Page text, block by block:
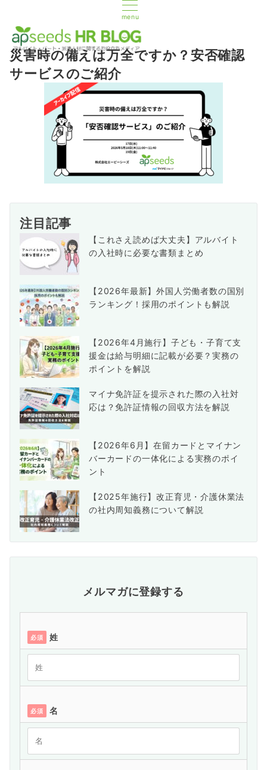
menu
災害時の備えは万全ですか？安否確認
サービスのご紹介
注目記事
【これさえ読めば大丈夫】アルバイト
の入社時に必要な書類まとめ
【2026年最新】外国人労働者数の国別
ランキング！採用のポイントも解説
【2026年4月施行】子ども・子育て支
援金は給与明細に記載が必要？実務の
ポイントを解説
マイナ免許証を提示された際の入社対
応は？免許証情報の回収方法を解説
【2026年6月】在留カードとマイナン
バーカードの一体化による実務のポイ
ント
【2025年施行】改正育児・介護休業法
の社内周知義務について解説
メルマガに登録する
必須 姓
必須 名